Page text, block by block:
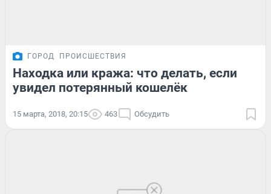
ГОРОД ПРОИСШЕСТВИЯ
Находка или кража: что делать, если
увидел потерянный кошелёк
15 марта, 2018, 20:15 463 Обсудить